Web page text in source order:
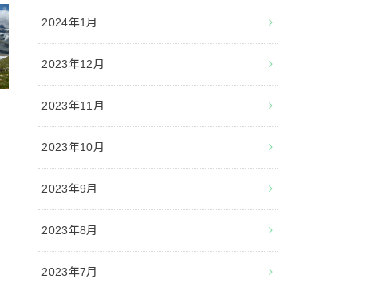
2024年1月
2023年12月
2023年11月
2023年10月
2023年9月
2023年8月
2023年7月